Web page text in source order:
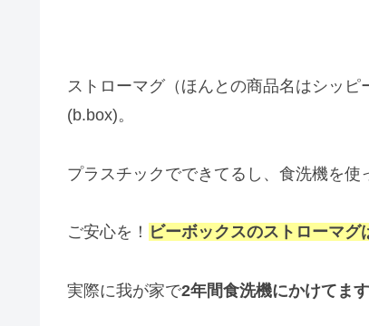
ストローマグ（ほんとの商品名はシッ
(b.box)。
プラスチックでできてるし、食洗機を使
ご安心を！ ビーボックスのストローマグ
実際に我が家で2年間食洗機にかけてま